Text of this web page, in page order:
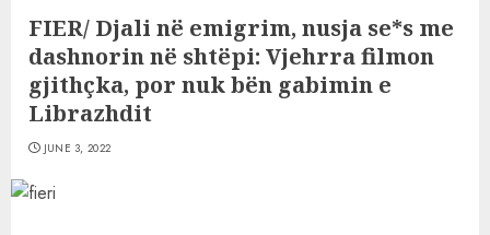
FIER/ Djali në emigrim, nusja se*s me
dashnorin në shtëpi: Vjehrra filmon
gjithçka, por nuk bën gabimin e
Librazhdit
JUNE 3, 2022